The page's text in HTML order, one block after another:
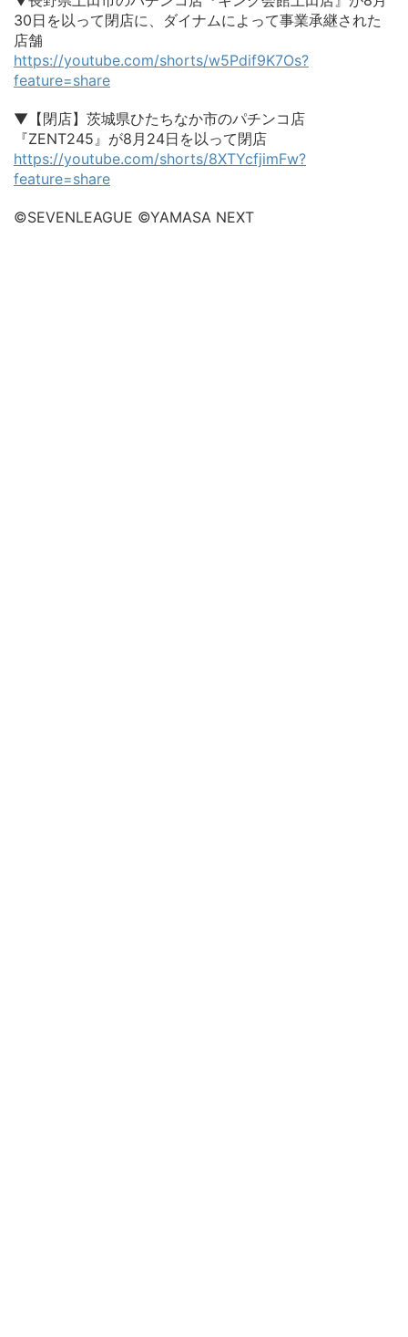
30日を以って閉店に、ダイナムによって事業承継された
店舗
https://youtube.com/shorts/w5Pdif9K7Os?
feature=share
▼【閉店】茨城県ひたちなか市のパチンコ店
『ZENT245』が8月24日を以って閉店
https://youtube.com/shorts/8XTYcfjimFw?
feature=share
©SEVENLEAGUE ©YAMASA NEXT